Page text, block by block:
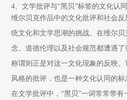
4、文学批评与“黑贝”标签的文化认同
维尔贝克作品中的文化批评和社会
统文化和文学思潮的挑战。在维尔
念、道德伦理以及社会规范都遭遇
称谓则正是对这一文化现象的反映
风格的批评，也是一种文化认同的标
在文学批评中，“黑贝”一词常常带